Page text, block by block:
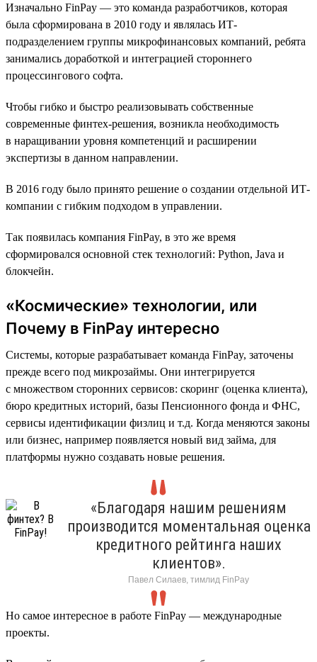
Изначально FinPay — это команда разработчиков, которая
была сформирована в 2010 году и являлась ИТ-
подразделением группы микрофинансовых компаний, ребята
занимались доработкой и интеграцией стороннего
процессингового софта.
Чтобы гибко и быстро реализовывать собственные
современные финтех-решения, возникла необходимость
в наращивании уровня компетенций и расширении
экспертизы в данном направлении.
В 2016 году было принято решение о создании отдельной ИТ-
компании с гибким подходом в управлении.
Так появилась компания FinPay, в это же время
сформировался основной стек технологий: Python, Java и
блокчейн.
«Космические» технологии, или
Почему в FinPay интересно
Cистемы, которые разрабатывает команда FinPay, заточены
прежде всего под микрозаймы. Они интегрируется
с множеством сторонних сервисов: скоринг (оценка клиента),
бюро кредитных историй, базы Пенсионного фонда и ФНС,
сервисы идентификации физлиц и т.д. Когда меняются законы
или бизнес, например появляется новый вид займа, для
платформы нужно создавать новые решения.
«Благодаря нашим решениям
производится моментальная оценка
кредитного рейтинга наших
клиентов».
Павел Силаев, тимлид FinPay
Но самое интересное в работе FinPay — международные
проекты.